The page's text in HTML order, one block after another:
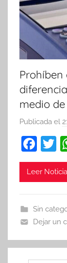
Prohíben
medio
Publicada el
F
a
c
b
o
o
k
T
Leer
Sin
Dejar un